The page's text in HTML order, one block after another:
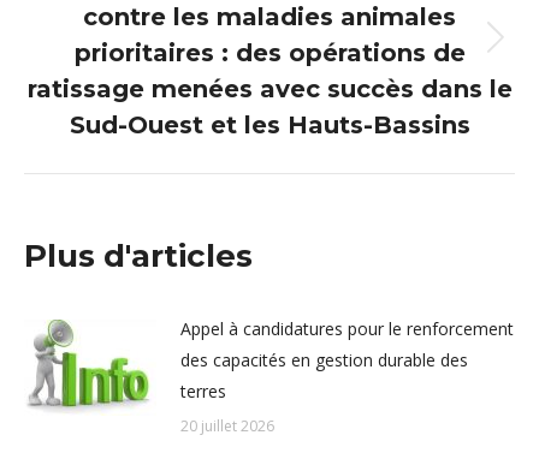
Article
suivant
contre les maladies animales
prioritaires : des opérations de
ratissage menées avec succès dans le
Sud-Ouest et les Hauts-Bassins
Plus d'articles
Appel à candidatures pour le renforcement
des capacités en gestion durable des
terres
20 juillet 2026